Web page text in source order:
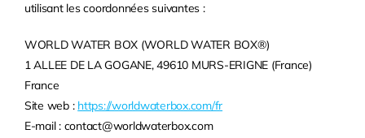
utilisant les coordonnées suivantes :
WORLD WATER BOX (WORLD WATER BOX®)
1 ALLEE DE LA GOGANE, 49610 MURS-ERIGNE (France)
France
Site web : https://worldwaterbox.com/fr
E-mail : contact@worldwaterbox.com